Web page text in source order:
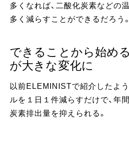
多くなれば、二酸化炭素などの
多く減らすことができるだろう。
できることから始め
が大きな変化に
以前ELEMINISTで紹介したよ
ルを１日１件減らすだけで、年
炭素排出量を抑えられる。